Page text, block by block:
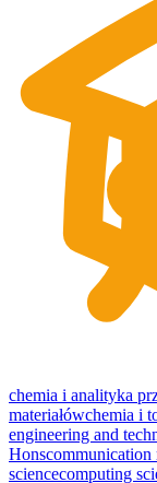
chemia i analityka
materiałówchemia i
engineering and
Honscommunication
sciencecomputing